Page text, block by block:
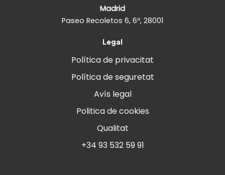
Madrid
Paseo Recoletos 6, 6º, 28001
Legal
Política de privacitat
Política de seguretat
Avís legal
Politica de cookies
Qualitat
+34 93 532 59 91